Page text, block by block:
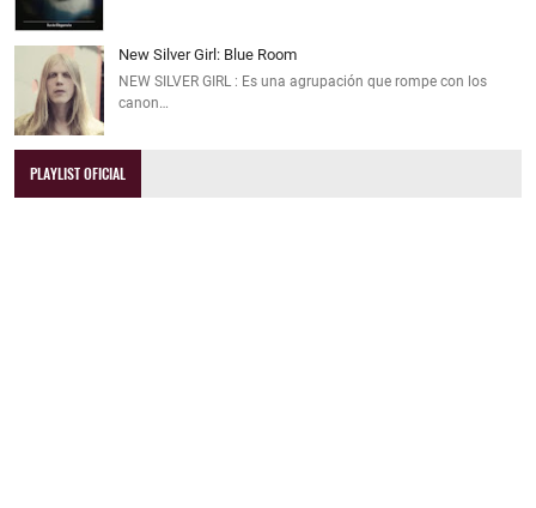
New Silver Girl: Blue Room
NEW SILVER GIRL : Es una agrupación que rompe con los
canon…
PLAYLIST OFICIAL